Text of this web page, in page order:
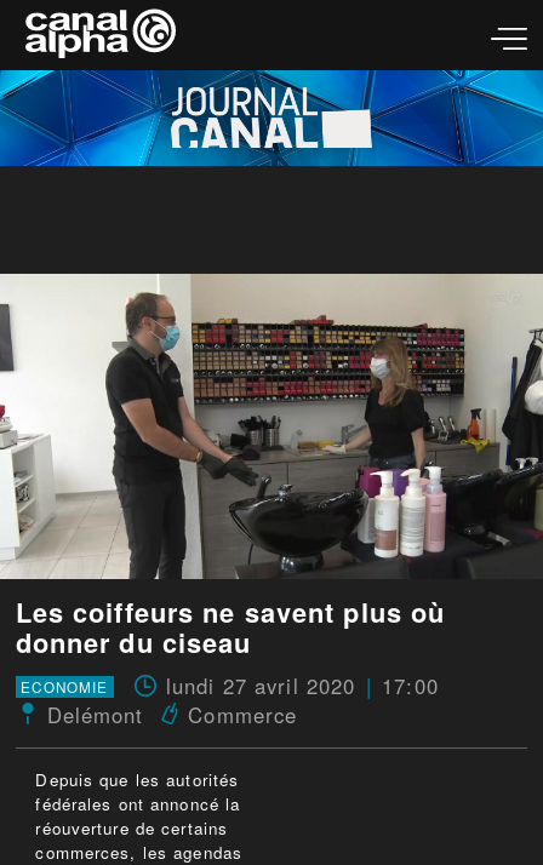
Les coiffeurs ne savent plus où
donner du ciseau
ECONOMIE lundi 27 avril 2020
17:00
Delémont
Commerce
Depuis que les autorités
fédérales ont annoncé la
réouverture de certains
commerces, les agendas